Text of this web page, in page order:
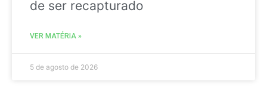
de ser recapturado
VER MATÉRIA »
5 de agosto de 2026